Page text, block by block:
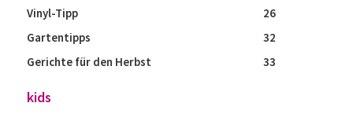
Vinyl-Tipp
26
Gartentipps
32
Gerichte für den Herbst
33
kids